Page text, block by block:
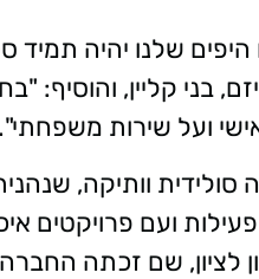
שלנו יהיה
בני קליין, והוסיף:
ועל שירות משפחתי".
סולידית וותיקה,
ועם פרויקטים